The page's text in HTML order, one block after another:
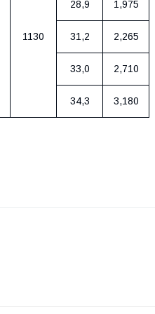
1130
28,9 1,975
31,2 2,265
33,0 2,710
34,3 3,180